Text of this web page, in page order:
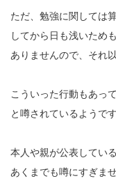
ただ、勉強に関しては
してから日も浅いため
ありませんので、それ
こういった行動もあっ
と噂されているようです
本人や親が公表してい
あくまでも噂にすぎませ